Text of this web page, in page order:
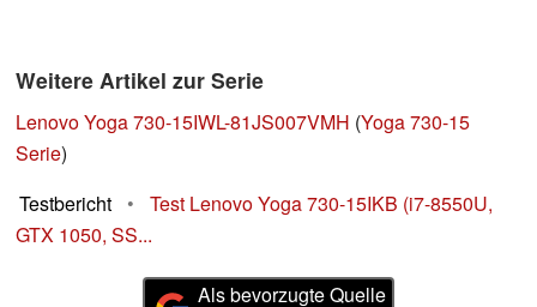
Weitere Artikel zur Serie
Lenovo Yoga 730-15IWL-81JS007VMH (Yoga 730-15
Serie)
Testbericht
•
Test Lenovo Yoga 730-15IKB (i7-8550U,
GTX 1050, SS...
Als bevorzugte Quelle